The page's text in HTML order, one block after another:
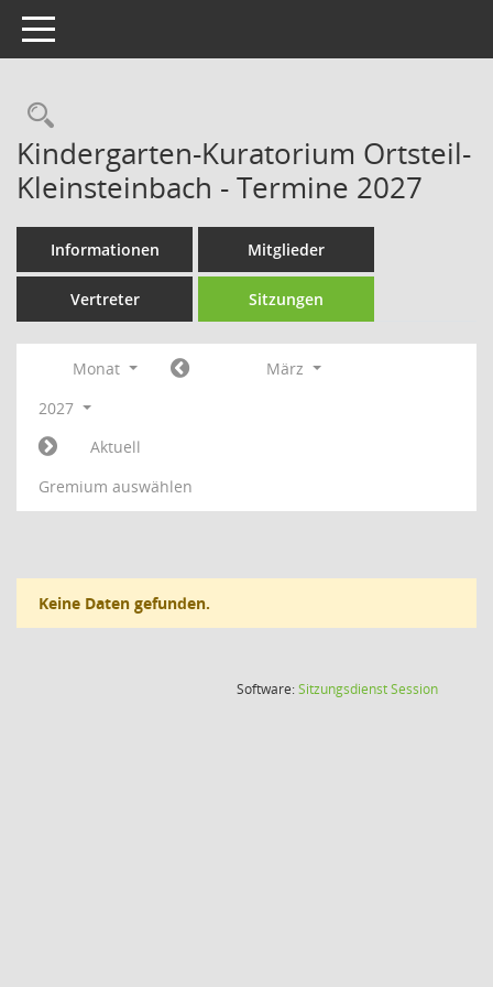
Toggle navigation
Rechercheauswahl
Kindergarten-Kuratorium Ortsteil-
Kleinsteinbach - Termine 2027
Informationen Mitglieder
Vertreter Sitzungen
Monat
März
2027
Aktuell
Gremium auswählen
Keine Daten gefunden.
Software:SitzungsdienstSession(Wird in